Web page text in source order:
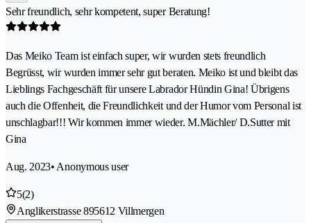
Sehr freundlich, sehr kompetent, super Beratung!
Das Meiko Team ist einfach super, wir wurden stets freundlich
Begrüsst, wir wurden immer sehr gut beraten. Meiko ist und bleibt das
Lieblings Fachgeschäft für unsere Labrador Hündin Gina! Übrigens
auch die Offenheit, die Freundlichkeit und der Humor vom Personal ist
unschlagbar!!! Wir kommen immer wieder. M.Mächler/ D.Sutter mit
Gina
Aug. 2023• Anonymous user
5(2)
Anglikerstrasse 895612 Villmergen